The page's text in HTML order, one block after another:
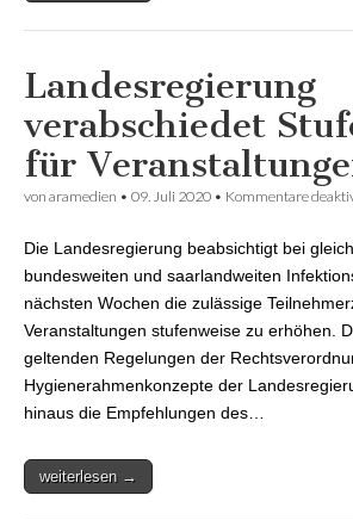
Landesregierung
verabschiedet
für
von aramedien • 09. Juli 2020 • Kommentare
Die Landesregierung beabsichtigt bei
bundesweiten und saarlandweiten
nächsten Wochen die zulässige
Veranstaltungen stufenweise zu erhöhen.
geltenden Regelungen der
Hygienerahmenkonzepte der
hinaus die Empfehlungen des…
weiterlesen →